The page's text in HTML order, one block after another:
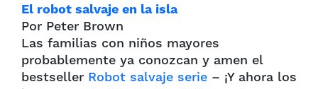
El robot salvaje en la isla
Por Peter Brown
Las familias con niños mayores
probablemente ya conozcan y amen el
bestseller Robot salvaje serie – ¡Y ahora los